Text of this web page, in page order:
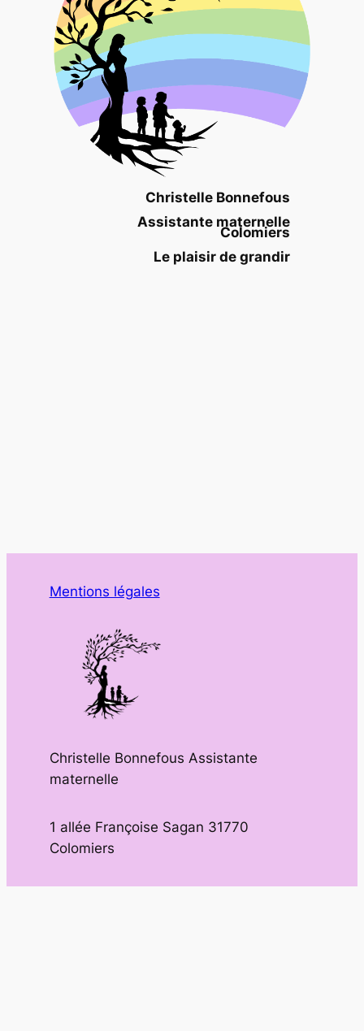
Christelle Bonnefous
Assistante maternelle
Colomiers
Le plaisir de grandir
Mentions légales
Christelle Bonnefous Assistante
maternelle
1 allée Françoise Sagan 31770
Colomiers